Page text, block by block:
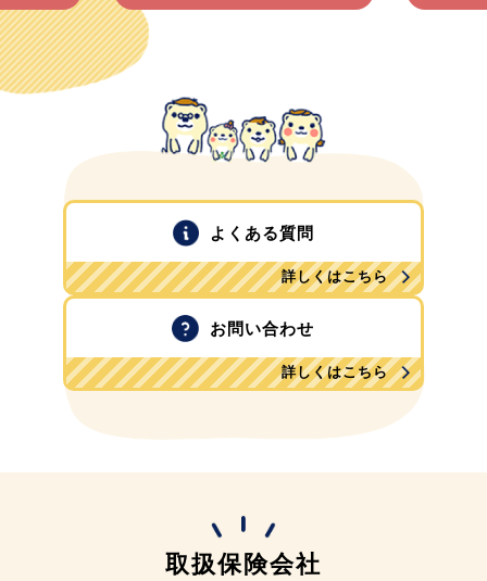
よくある質問
詳しくはこちら
お問い合わせ
詳しくはこちら
取扱保険会社